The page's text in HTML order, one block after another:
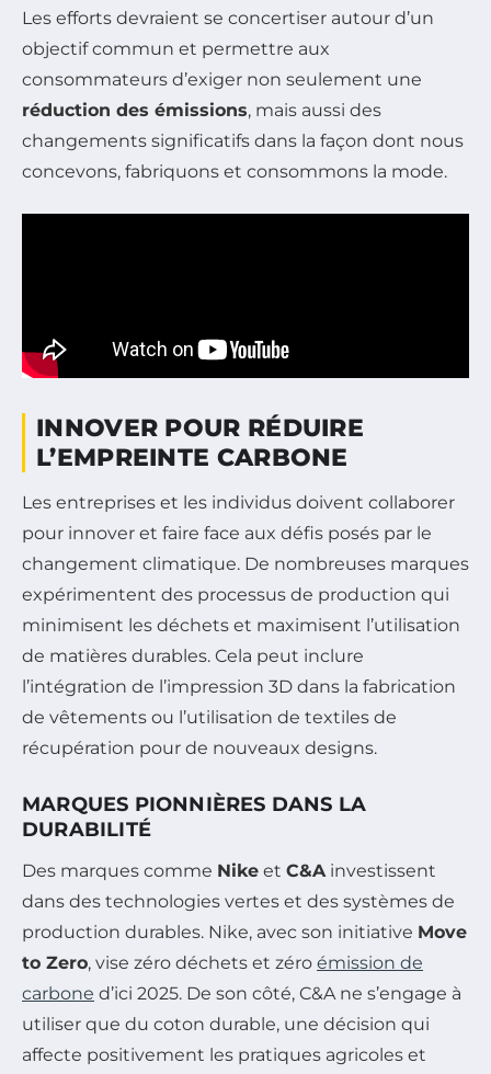
Les efforts devraient se concertiser autour d’un
objectif commun et permettre aux
consommateurs d’exiger non seulement une
réduction des émissions, mais aussi des
changements significatifs dans la façon dont nous
concevons, fabriquons et consommons la mode.
INNOVER POUR RÉDUIRE
L’EMPREINTE CARBONE
Les entreprises et les individus doivent collaborer
pour innover et faire face aux défis posés par le
changement climatique. De nombreuses marques
expérimentent des processus de production qui
minimisent les déchets et maximisent l’utilisation
de matières durables. Cela peut inclure
l’intégration de l’impression 3D dans la fabrication
de vêtements ou l’utilisation de textiles de
récupération pour de nouveaux designs.
MARQUES PIONNIÈRES DANS LA
DURABILITÉ
Des marques comme Nike et C&Ainvestissent
dans des technologies vertes et des systèmes de
production durables. Nike, avec son initiative Move
to Zero, vise zéro déchets et zéro émission de
carbone d’ici 2025. De son côté, C&A ne s’engage à
utiliser que du coton durable, une décision qui
affecte positivement les pratiques agricoles et